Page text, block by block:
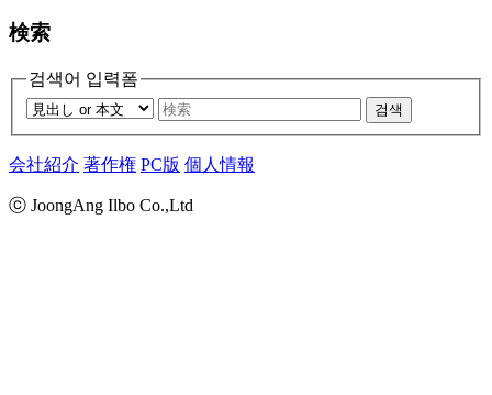
検索
검색어 입력폼
검색
会社紹介 著作権 PC版 個人情報
ⓒ JoongAng Ilbo Co.,Ltd